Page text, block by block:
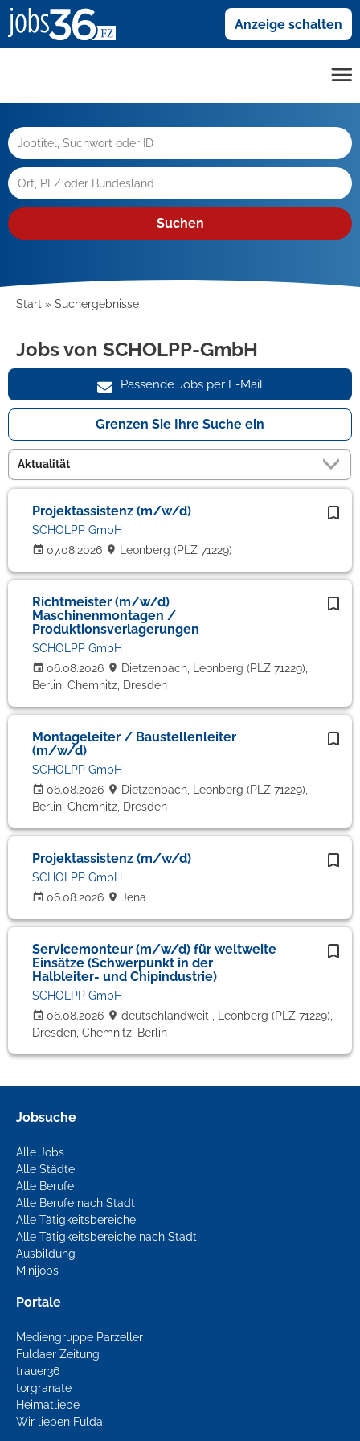
Anzeige schalten
Suchen
Start Suchergebnisse
Jobs von SCHOLPP-GmbH
Passende Jobs per E-Mail
Grenzen Sie Ihre Suche ein
Projektassistenz (m/w/d)
07.08.2026
SCHOLPP GmbH
Leonberg (PLZ 71229)
Richtmeister (m/w/d)
Maschinenmontagen /
Produktionsverlagerungen
06.08.2026
SCHOLPP GmbH
Dietzenbach, Leonberg (PLZ 71229),
Berlin, Chemnitz, Dresden
Montageleiter / Baustellenleiter
(m/w/d)
06.08.2026
SCHOLPP GmbH
Dietzenbach, Leonberg (PLZ 71229),
Berlin, Chemnitz, Dresden
Projektassistenz (m/w/d)
06.08.2026
SCHOLPP GmbH
Jena
Servicemonteur (m/w/d) für weltweite
Einsätze (Schwerpunkt in der
Halbleiter- und Chipindustrie)
06.08.2026
SCHOLPP GmbH
deutschlandweit , Leonberg (PLZ 71229),
Dresden, Chemnitz, Berlin
Jobsuche
Alle Jobs
Alle Städte
Alle Berufe
Alle Berufe nach Stadt
Alle Tätigkeitsbereiche
Alle Tätigkeitsbereiche nach Stadt
Ausbildung
Minijobs
Portale
Mediengruppe Parzeller
Fuldaer Zeitung
trauer36
torgranate
Heimatliebe
Wir lieben Fulda